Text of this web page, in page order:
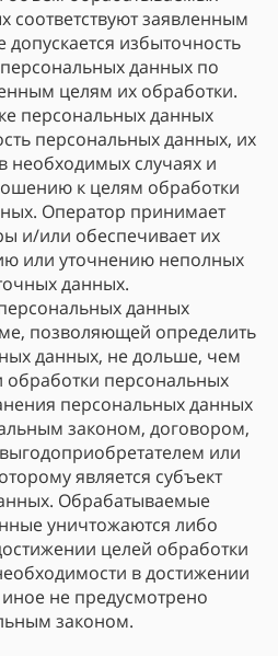
соответствуют заявленным
избыточность
данных по
целям их обработки.
персональных данных
персональных данных, их
необходимых случаях и
к целям обработки
Оператор принимает
и/или обеспечивает их
или уточнению неполных
данных.
данных
позволяющей определить
данных, не дольше, чем
обработки персональных
персональных данных
законом, договором,
или
является субъект
Обрабатываемые
уничтожаются либо
целей обработки
в достижении
не предусмотрено
законом.